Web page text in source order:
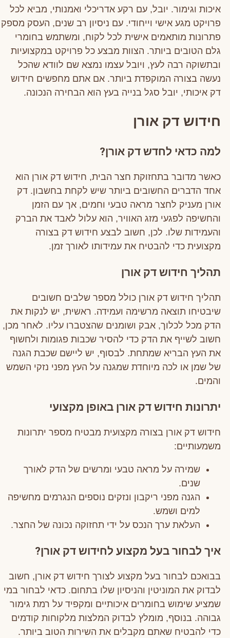
איכות וגימור. יובל, עם רקע אדריכלי ואמנותי, מביא לכל
פרויקט מגע אישי וייחודי. עם ניסיון רב שנים, העסק מספק
פתרונות מותאמים אישית לכל לקוח, ומשתמש בחומרי
גלם הטובים ביותר. הצוות מבצע כל פרויקט במקצועיות
ובתשוקה רבה לעץ, ויובל עצמו נמצא שם לוודא שהכל
נעשה בצורה המוקפדת ביותר. אם אתם מחפשים חידוש
דק איכותי, יובל סגל בנייה בעץ הוא הבחירה הנכונה.
חידוש דק אורן
למה כדאי לחדש דק אורן?
כאשר מדובר בתחזוקת חצר הבית, חידוש דק אורן הוא
אחד הדברים החשובים ביותר שיש לקחת בחשבון. דק
אורן מעניק לחצר מראה טבעי וחמים, אך עם הזמן
והחשיפה לפגעי מזג האוויר, הוא עלול לאבד את הברק
והעמידות שלו. לכן, חשוב לבצע חידוש דק בצורה
מקצועית כדי להבטיח את עמידותו לאורך זמן.
תהליך חידוש דק אורן
תהליך חידוש דק אורן כולל מספר שלבים חשובים
שיבטיחו תוצאה מרשימה ועמידה. ראשית, יש לנקות את
הדק מכל לכלוך, אבק ושומנים שהצטברו עליו. לאחר מכן,
חשוב לשייף את הדק כדי להסיר שכבות פגומות ולחשוף
את העץ הבריא שמתחת. לבסוף, יש ליישם שכבת הגנה
של שמן או לכה מיוחדת שמגנה על העץ מפני נזקי השמש
והמים.
יתרונות חידוש דק אורן באופן מקצועי
חידוש דק אורן בצורה מקצועית מבטיח מספר יתרונות
משמעותיים:
שמירה על מראה טבעי ומרשים של הדק לאורך
שנים.
הגנה מפני ריקבון ונזקים נוספים הנגרמים מחשיפה
למים ושמש.
העלאת ערך הנכס על ידי תחזוקה נכונה של החצר.
איך לבחור בעל מקצוע לחידוש דק אורן?
בבואכם לבחור בעל מקצוע לצורך חידוש דק אורן, חשוב
לבדוק את המוניטין והניסיון שלו בתחום. כדאי לבחור במי
שמציע שימוש בחומרים איכותיים ומקפיד על רמת גימור
גבוהה. בנוסף, מומלץ לבדוק המלצות מלקוחות קודמים
כדי להבטיח שאתם מקבלים את השירות הטוב ביותר.